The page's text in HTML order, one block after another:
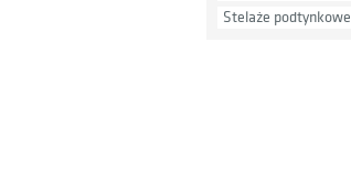
Stelaże podtynkowe